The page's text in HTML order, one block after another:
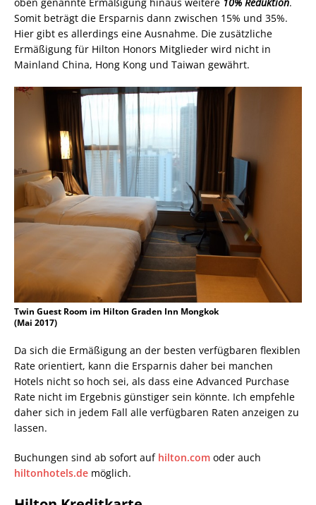
Somit beträgt die Ersparnis dann zwischen 15% und 35%.
Hier gibt es allerdings eine Ausnahme. Die zusätzliche
Ermäßigung für Hilton Honors Mitglieder wird nicht in
Mainland China, Hong Kong und Taiwan gewährt.
Twin Guest Room im Hilton Graden Inn Mongkok
(Mai 2017)
Da sich die Ermäßigung an der besten verfügbaren flexiblen
Rate orientiert, kann die Ersparnis daher bei manchen
Hotels nicht so hoch sei, als dass eine Advanced Purchase
Rate nicht im Ergebnis günstiger sein könnte. Ich empfehle
daher sich in jedem Fall alle verfügbaren Raten anzeigen zu
lassen.
Buchungen sind ab sofort auf hilton.com oder auch
hiltonhotels.de möglich.